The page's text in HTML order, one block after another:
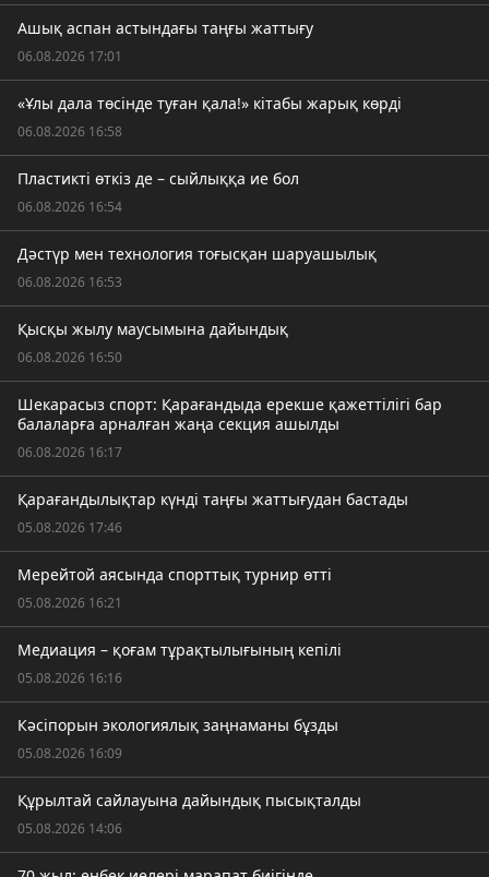
Ашық аспан астындағы таңғы жаттығу
06.08.2026 17:01
«Ұлы дала төсінде туған қала!» кітабы жарық көрді
06.08.2026 16:58
Пластикті өткіз де – сыйлыққа ие бол
06.08.2026 16:54
Дәстүр мен технология тоғысқан шаруашылық
06.08.2026 16:53
Қысқы жылу маусымына дайындық
06.08.2026 16:50
Шекарасыз спорт: Қарағандыда ерекше қажеттілігі бар
балаларға арналған жаңа секция ашылды
06.08.2026 16:17
Қарағандылықтар күнді таңғы жаттығудан бастады
05.08.2026 17:46
Мерейтой аясында спорттық турнир өтті
05.08.2026 16:21
Медиация – қоғам тұрақтылығының кепілі
05.08.2026 16:16
Кәсіпорын экологиялық заңнаманы бұзды
05.08.2026 16:09
Құрылтай сайлауына дайындық пысықталды
05.08.2026 14:06